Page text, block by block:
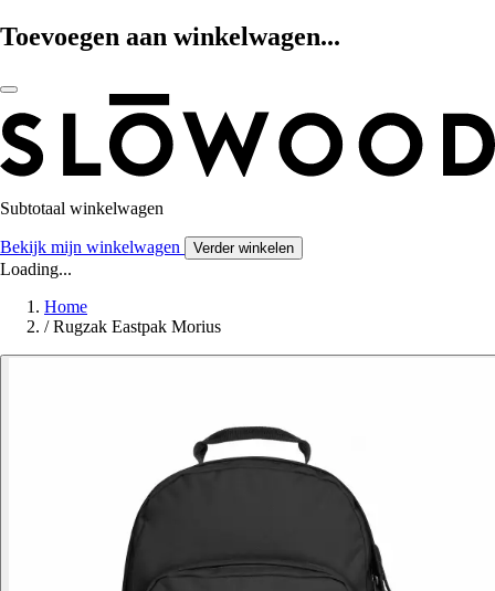
Toevoegen aan winkelwagen...
Subtotaal winkelwagen
Bekijk mijn winkelwagen Verder winkelen
Loading...
Home
/ Rugzak Eastpak Morius